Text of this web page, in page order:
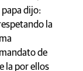
dijo:
la
de
la por ellos